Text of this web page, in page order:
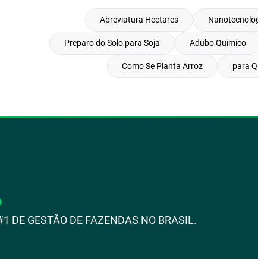
Abreviatura Hectares
Preparo do Solo para Soja Adubo Quimico
Como Se Planta Arroz para
DE GESTÃO DE FAZENDAS NO BRASIL.